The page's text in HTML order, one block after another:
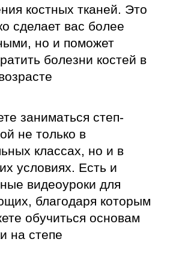
костных тканей. Это
сделает вас более
но и поможет
болезни костей в
заниматься степ-
не только в
классах, но и в
условиях. Есть и
видеоуроки для
благодаря которым
обучиться основам
на степе